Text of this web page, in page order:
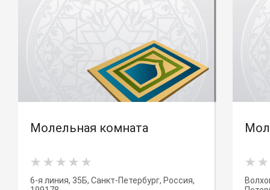
Молельная комната
6-я линия, 35Б, Санкт-Петербург, Россия,